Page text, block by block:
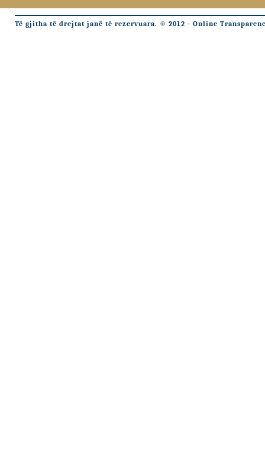
Të gjitha të drejtat janë të rezervuara. © 2012 - Online